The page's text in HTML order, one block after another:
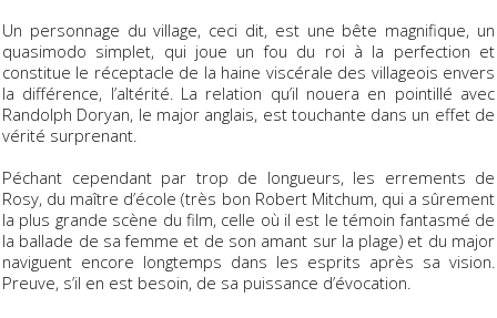
Un personnage du village, ceci dit, est une bête magnifique, un
quasimodo simplet, qui joue un fou du roi à la perfection et
constitue le réceptacle de la haine viscérale des villageois envers
la différence, l’altérité. La relation qu’il nouera en pointillé avec
Randolph Doryan, le major anglais, est touchante dans un effet de
vérité surprenant.
Péchant cependant par trop de longueurs, les errements de
Rosy, du maître d’école (très bon Robert Mitchum, qui a sûrement
la plus grande scène du film, celle où il est le témoin fantasmé de
la ballade de sa femme et de son amant sur la plage) et du major
naviguent encore longtemps dans les esprits après sa vision.
Preuve, s’il en est besoin, de sa puissance d’évocation.